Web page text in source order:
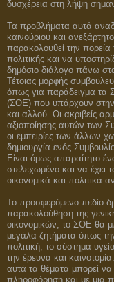
δυσχέρεια στη λήψη
Τα προβλήματα αυτά
καινούριου και
παρακολουθεί την πορεία
πολιτικής και να
δημόσιο διάλογο πάνω
Τέτοιας μορφής
όπως για παράδειγμα τα
(ΣΟΕ) που υπάρχουν στην
και αλλού. Οι ακριβείς
αξιοποίησης αυτών των
οι εμπειρίες των άλλων
δημιουργία ενός
Είναι όμως απαραίτητο
στελεχωμένο και να έχει
οικονομικά και πολιτικά
Το προσφερόμενο πεδίο
παρακολούθηση της
οικονομικών, το ΣΟΕ θα
μεγάλα ζητήματα όπως
πολιτική, το σύστημα
την έρευνα και
αυτά τα θέματα μπορεί να
πληροφόρηση και με μια